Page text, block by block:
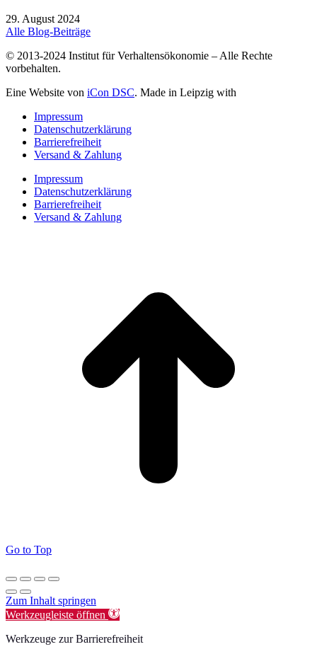
29. August 2024
Alle Blog-Beiträge
© 2013-2024 Institut für Verhaltensökonomie – Alle Rechte
vorbehalten.
Eine Website von iCon DSC. Made in Leipzig with
Impressum
Datenschutzerklärung
Barrierefreiheit
Versand & Zahlung
Impressum
Datenschutzerklärung
Barrierefreiheit
Versand & Zahlung
Go to Top
Zum Inhalt springen
Werkzeugleiste öffnen
Werkzeuge zur Barrierefreiheit